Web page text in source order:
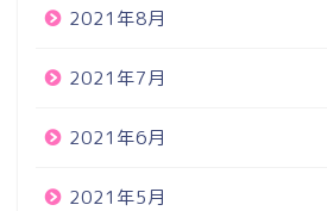
2021年8月
2021年7月
2021年6月
2021年5月